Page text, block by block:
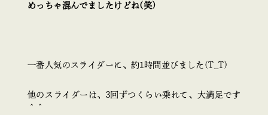
めっちゃ混んでましたけどね(笑)
一番人気のスライダーに、約1時間並びました(T_T)
他のスライダーは、3回ずつくらい乗れて、大満足です